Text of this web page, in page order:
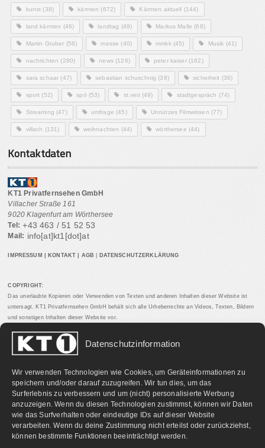
Datenschutzinformation
Wir verwenden Technologien wie Cookies, um Geräteinformationen zu
speichern und/oder darauf zuzugreifen. Wir tun dies, um das
Surferlebnis zu verbessern und um (nicht) personalisierte Werbung
anzuzeigen. Wenn du diesen Technologien zustimmst, können wir Daten
wie das Surfverhalten oder eindeutige IDs auf dieser Website
verarbeiten. Wenn du deine Zustimmung nicht erteilst oder zurückziehst,
können bestimmte Funktionen beeinträchtigt werden.
kunst (38) kärnten (672) Kärnten aktuell (144)
land kärnten (46) landtag (49) Markus Malle (68)
Martin Gruber (58) messe (40) mmkk(45) Musik (41)
nachrichten (280) news(126) peter kaiser(162)
sara schaar (47) sebastian schuschnig (38) sicherheit (36)
sport (52) spö (53) st.veit(49) stadtgespräch (74)
Streaming (47) umfrage (45) Unnützes Filmwissen (77)
villach (131) weihnachten (44) wörthersee (44)
Kontaktdaten
KT1 Privatfernsehen GmbH
Villacher Straße 161
9020 Klagenfurt am Wörthersee
Tel: +43 463 / 51 52 53
Mail: info[at]kt1[dot]at
IMPRESSUM KONTAKT AGB DATENSCHUTZERKLÄRUNG
COPYRIGHT:
Das unerlaubte Kopieren oder Verwenden von Texten und anderen Inhalten dieser Website ist
untersagt. KT1 Privatfernsehen GmbH behält sich alle Urheberrechte an Videos, Texten, Bildern
und sonstigen Inhalten dieser Website vor.
PARTNERLINKS: